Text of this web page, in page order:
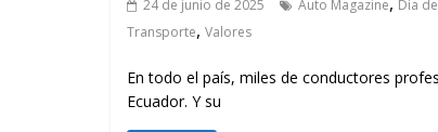
24 de junio de 2025 Auto Magazine Día
Transporte, Valores
En todo el país, miles de conductores
Ecuador. Y su